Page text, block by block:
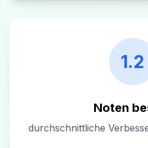
1.2
Noten
durchschnittliche